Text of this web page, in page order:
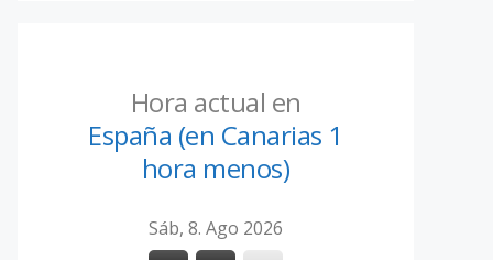
Hora actual en
España (en Canarias 1
hora menos)